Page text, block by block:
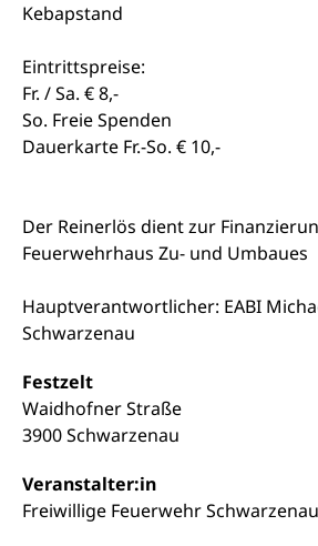
Kebapstand
Eintrittspreise:
Fr. / Sa. € 8,-
So. Freie Spenden
Dauerkarte Fr.-So. € 10,-
Der Reinerlös dient zur
Feuerwehrhaus Zu- und Umbaues
Hauptverantwortlicher: EABI
Schwarzenau
Festzelt
Waidhofner Straße
3900 Schwarzenau
Veranstalter:in
Freiwillige Feuerwehr Schwarzenau